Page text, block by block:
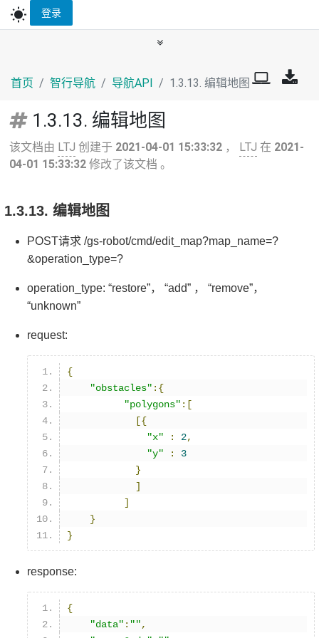
wb_sunny 登录
首页 智行导航 导航API 1.3.13. 编辑地图
1.3.13. 编辑地图
该文档由 LTJ 创建于 2021-04-01 15:33:32 ， LTJ 在 2021-
04-01 15:33:32 修改了该文档 。
1.3.13. 编辑地图
POST请求 /gs-robot/cmd/edit_map?map_name=?
&operation_type=?
operation_type: “restore”， “add” ， “remove”，
“unknown”
request:
{
"obstacles" :{
"polygons" :[
[{
"x"
: 2,
"y"
:
3
}
]
]
}
}
response:
{
"data" : "",